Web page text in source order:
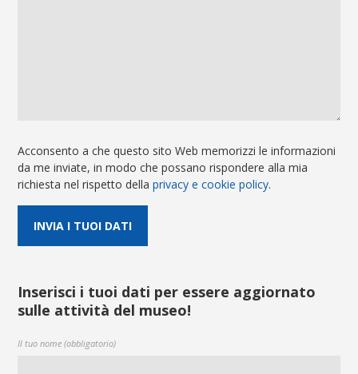
Acconsento a che questo sito Web memorizzi le informazioni
da me inviate, in modo che possano rispondere alla mia
richiesta nel rispetto dellaprivacy e cookie policy.
Inserisci i tuoi dati per essere aggiornato
sulle attività del museo!
Il tuo nome (obbligatorio)